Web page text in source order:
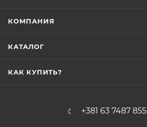
КОМПАНИЯ
КАТАЛОГ
КАК КУПИТЬ?
+381 63 7487 855